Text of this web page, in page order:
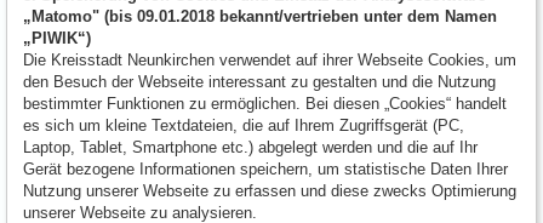
„Matomo" (bis 09.01.2018 bekannt/vertrieben unter dem Namen
„PIWIK“)
Die Kreisstadt Neunkirchen verwendet auf ihrer Webseite Cookies, um
den Besuch der Webseite interessant zu gestalten und die Nutzung
bestimmter Funktionen zu ermöglichen. Bei diesen „Cookies“ handelt
es sich um kleine Textdateien, die auf Ihrem Zugriffsgerät (PC,
Laptop, Tablet, Smartphone etc.) abgelegt werden und die auf Ihr
Gerät bezogene Informationen speichern, um statistische Daten Ihrer
Nutzung unserer Webseite zu erfassen und diese zwecks Optimierung
unserer Webseite zu analysieren.